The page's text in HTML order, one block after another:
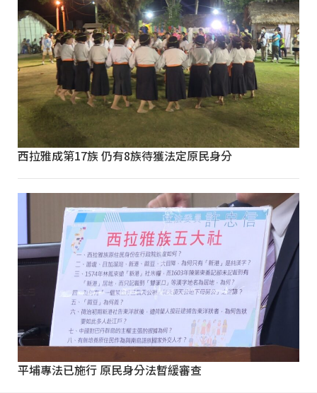
西拉雅成第17族 仍有8族待獲法定原民身分
平埔專法已施行 原民身分法暫緩審查